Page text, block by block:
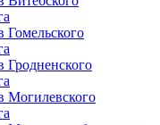
Гомельского
Гродненского
Могилевского